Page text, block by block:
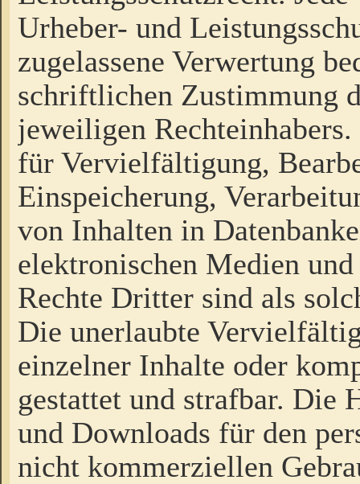
Urheber- und
zugelassene Verwertung
schriftlichen Zustimmung
jeweiligen
für Vervielfältigung,
Einspeicherung,
von Inhalten in
elektronischen Medien
Rechte Dritter sind als
Die unerlaubte
einzelner Inhalte oder
gestattet und strafbar. Die
und Downloads für den
nicht kommerziellen